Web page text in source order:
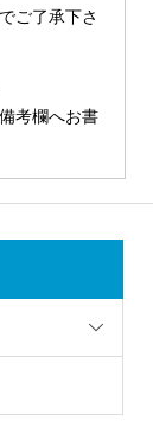
ご了承下さ
考欄へお書